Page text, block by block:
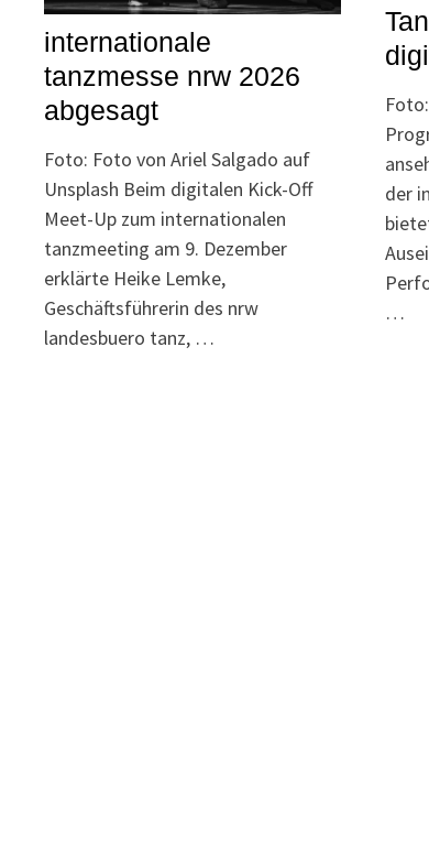
internationale
tanzmesse nrw 2026
abgesagt
Foto: Foto von Ariel Salgado auf
Unsplash Beim digitalen Kick-Off
Meet-Up zum internationalen
tanzmeeting am 9. Dezember
erklärte Heike Lemke,
Geschäftsführerin des nrw
landesbuero tanz, …
der
…